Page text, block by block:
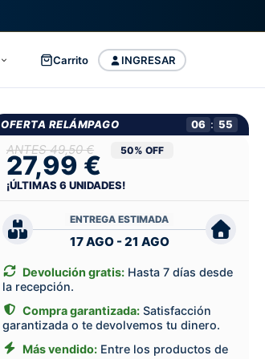
INGRESAR
Carrito
OFERTA RELÁMPAGO 06 : 54
49,50 €
27,99 € 50% OFF
¡ÚLTIMAS6 UNIDADES!
ENTREGA ESTIMADA
17 AGO - 21 AGO
Devolución gratis: Hasta 7 días desde
la recepción.
Compra garantizada: Satisfacción
garantizada o te devolvemos tu dinero.
Más vendido: Entre los productos de